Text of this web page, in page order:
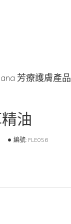
芳療護膚產品
油
編號: FLE056